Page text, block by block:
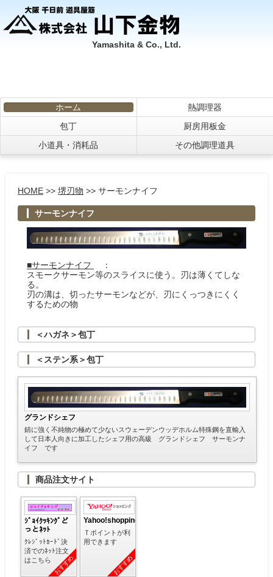
Yamashita & Co., Ltd.
ホーム
熱調理器
包丁
厨房用板金
小道具・消耗品
その他調理道具
HOME>> 堺刃物 >> サーモンナイフ
サーモンナイフ
■サーモンナイフ
：
スモークサーモン等のスライスに使う。刃は薄くてしな
る。
刃の溝は、切ったサーモンなどが、刃にくっつきにくく
するための物
＜ハガネ＞包丁
＜ステン系＞包丁
グランドシェフ
錆に強く不純物の極めて少ないスウェーデンウッデホルム特殊鋼を直輸入
して日本人向きに加工したシェフ用の高級 グランドシェフ サーモンナ
イフ です
商品注文サイト
ｼﾞｮｲｸｯｷﾝｸﾞど
っとﾈｯﾄ
ｸﾚｼﾞｯﾄｶｰﾄﾞ決
済でのﾈｯﾄ注文
はこちら おすすめ
Yahoo!shopping
Ｔポイントが利
用できます
おすすめ